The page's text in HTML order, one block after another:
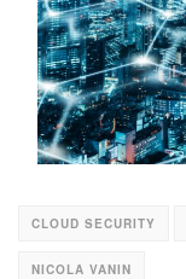
CLOUD SECURITY
NICOLA VANIN